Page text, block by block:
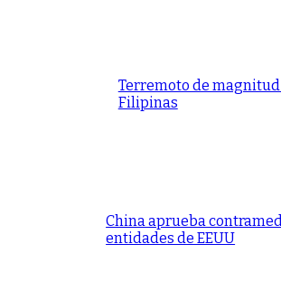
Terremoto de magnitud
Filipinas
China aprueba
entidades de EEUU